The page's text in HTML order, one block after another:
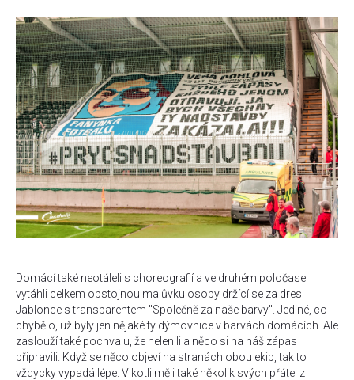
Domácí také neotáleli s choreografií a ve druhém poločase
vytáhli celkem obstojnou malůvku osoby držící se za dres
Jablonce s transparentem "Společně za naše barvy". Jediné, co
chybělo, už byly jen nějaké ty dýmovnice v barvách domácích. Ale
zaslouží také pochvalu, že nelenili a něco si na náš zápas
připravili. Když se něco objeví na stranách obou ekip, tak to
vždycky vypadá lépe. V kotli měli také několik svých přátel z